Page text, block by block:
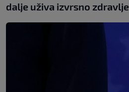
dalje uživa izvrsno zdravlje